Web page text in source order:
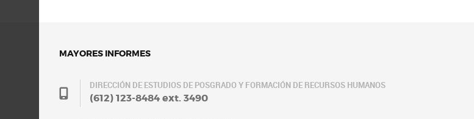
MAYORES INFORMES
DIRECCIÓN DE ESTUDIOS DE POSGRADO Y FORMACIÓN DE RECURSOS HUMANOS
(612) 123-8484 ext. 3490